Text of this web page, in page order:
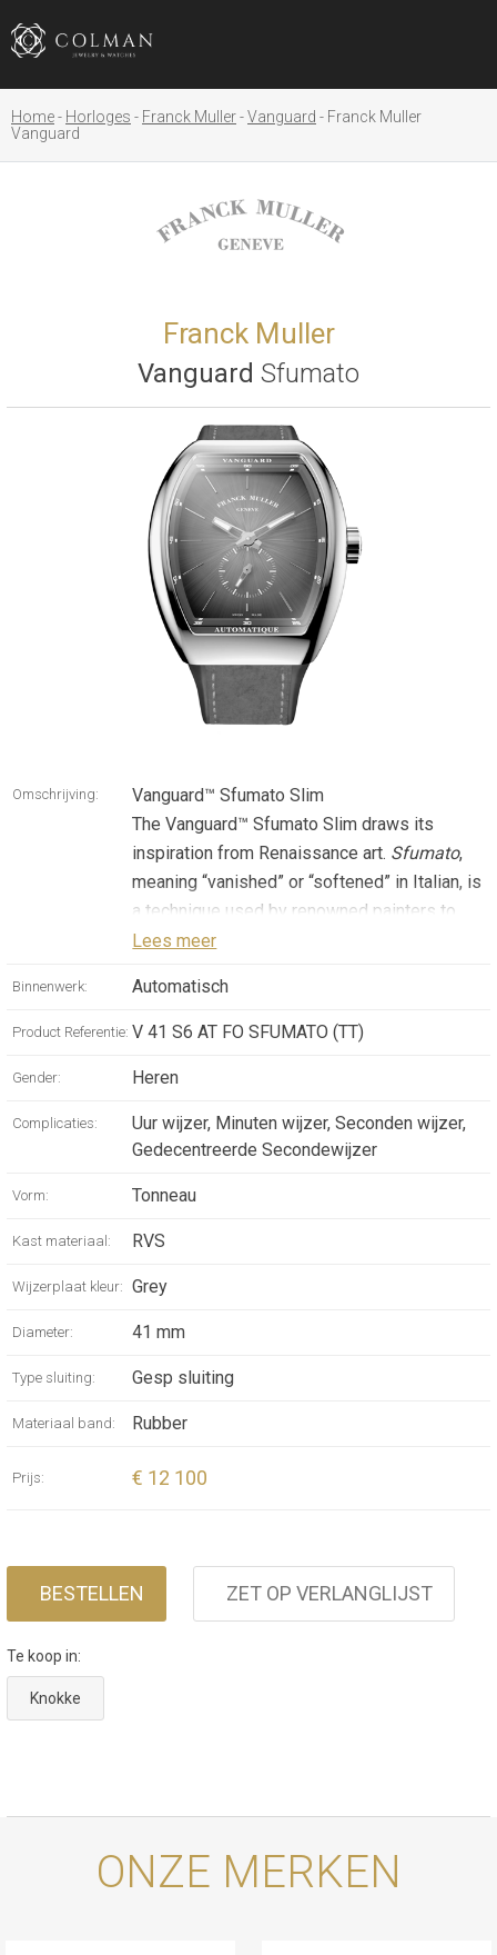
Home Horloges Franck Muller Vanguard
Franck Muller
Vanguard
Franck Muller
Vanguard Sfumato
Omschrijving:
Vanguard™ Sfumato Slim
The Vanguard™ Sfumato Slim draws its
inspiration from Renaissance art. Sfumato,
meaning “vanished” or “softened” in Italian, is
a technique used by renowned painters to
create a sense of depth and atmosphere
avoiding harsh lines. Much like a vignette in
classic film, where the edges darken to guide
quiet focus and contemplation.
Lees meer
Binnenwerk: Automatisch
Product Referentie: V 41 S6 AT FO SFUMATO (TT)
Gender: Heren
Complicaties:
Uur wijzer, Minuten wijzer, Seconden wijzer,
Gedecentreerde Secondewijzer
Vorm: Tonneau
Kast materiaal: RVS
Wijzerplaat kleur: Grey
Diameter: 41 mm
Type sluiting: Gesp sluiting
Materiaal band: Rubber
Prijs: € 12 100
BESTELLEN ZET OP VERLANGLIJST
Te koop in:
Knokke
ONZE MERKEN